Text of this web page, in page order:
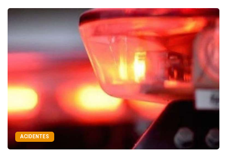
ACIDENTES